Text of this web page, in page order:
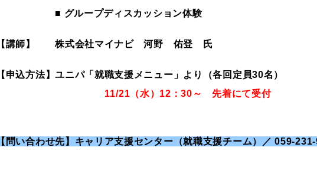
■ グループディスカッション体験
【講師】 株式会社マイナビ 河野 佑登 氏
【申込方法】ユニパ「就職支援メニュー」より（各回定員30名）
11/21（水）12：30～ 先着にて受付
【問い合わせ先】キャリア支援センター（就職支援チーム）／ 059-